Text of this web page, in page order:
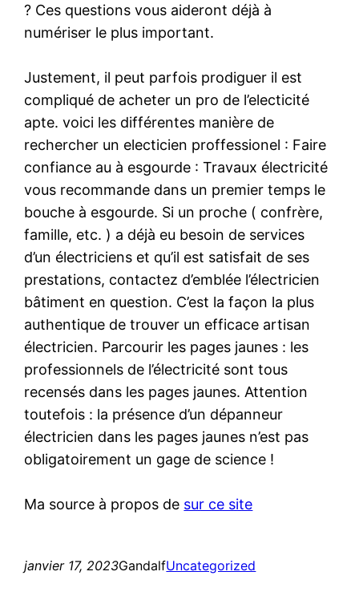
? Ces questions vous aideront déjà à
numériser le plus important.
Justement, il peut parfois prodiguer il est
compliqué de acheter un pro de l’electicité
apte. voici les différentes manière de
rechercher un electicien proffessionel : Faire
confiance au à esgourde : Travaux électricité
vous recommande dans un premier temps le
bouche à esgourde. Si un proche ( confrère,
famille, etc. ) a déjà eu besoin de services
d’un électriciens et qu’il est satisfait de ses
prestations, contactez d’emblée l’électricien
bâtiment en question. C’est la façon la plus
authentique de trouver un efficace artisan
électricien. Parcourir les pages jaunes : les
professionnels de l’électricité sont tous
recensés dans les pages jaunes. Attention
toutefois : la présence d’un dépanneur
électricien dans les pages jaunes n’est pas
obligatoirement un gage de science !
Ma source à propos de sur ce site
janvier 17, 2023GandalfUncategorized